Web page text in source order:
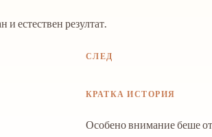
естествен резултат.
СЛЕД
КРАТКА ИСТОРИЯ
Особено внимание беше